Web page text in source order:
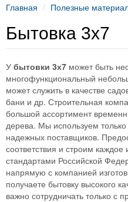
Главная Полезные
Бытовка 3х7
У бытовки 3х7 может быть
многофункциональный
может служить в качестве
бани и др. Строительная
большой ассортимент
дерева. Мы используем
надежных поставщиков.
соответствия и строим каждое
стандартами Российской
напрямую с компанией
получаете бытовку высокого
важно сотрудничать только с